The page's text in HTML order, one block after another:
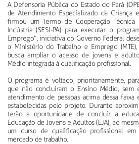
A Defensoria Pública do Estado do Pará
de Atendimento Especializado da Criança
firmou um Termo de Cooperação
Indústria (SESI-PA) para executar o
Emprego”, iniciativa do Governo Federal
o Ministério do Trabalho e Emprego
busca ampliar o acesso de jovens e
Médio integrada à qualificação profissional.
O programa é voltado, prioritariamente,
que não concluíram o Ensino Médio, sem
atendimento de pessoas acima dessa faixa
estabelecidas pelo projeto. Durante
terão a oportunidade de concluir a
Educação de Jovens e Adultos (EJA), ao
um curso de qualificação profissional
mercado de trabalho.